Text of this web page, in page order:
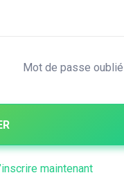
Mot de passe
maintenant